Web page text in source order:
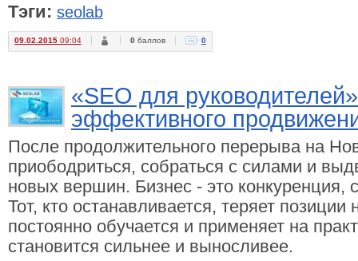
Тэги: seolab
09.02.2015 09:04 0 баллов 0
«SEO для
эффективного
После продолжительного перерыва на
приободриться, собраться с силами и
новых вершин. Бизнес - это конкуренция,
Тот, кто останавливается, теряет позиции
постоянно обучается и применяет на
становится сильнее и выносливее.